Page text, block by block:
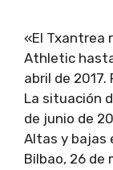
«El Txantrea
Athletic
abril de 2017.
La situación
de junio de
Altas y bajas
Bilbao, 26 de